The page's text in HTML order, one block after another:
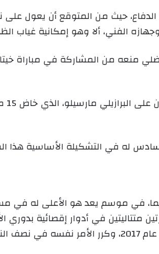
حيث من المتوقع أن يعول على
الفني، ألا وهو إمكانية غياب
منعه من المشاركة في مباراة
له في التشكيلة الأساسية هذا
في موسم يعد هو الأعلى له
متتاليتين في أدوار إقصائية بدوري
ثلاثة أهداف في مرمى بايرن ميونخ في إياب ربع